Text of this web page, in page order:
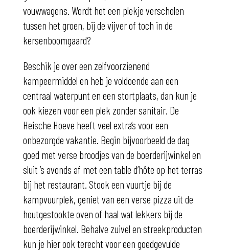
vouwwagens. Wordt het een plekje verscholen
tussen het groen, bij de vijver of toch in de
kersenboomgaard?
Beschik je over een zelfvoorzienend
kampeermiddel en heb je voldoende aan een
centraal waterpunt en een stortplaats, dan kun je
ook kiezen voor een plek zonder sanitair. De
Heische Hoeve heeft veel extra’s voor een
onbezorgde vakantie. Begin bijvoorbeeld de dag
goed met verse broodjes van de boerderijwinkel en
sluit ’s avonds af met een table d’hôte op het terras
bij het restaurant. Stook een vuurtje bij de
kampvuurplek, geniet van een verse pizza uit de
houtgestookte oven of haal wat lekkers bij de
boerderijwinkel. Behalve zuivel en streekproducten
kun je hier ook terecht voor een goedgevulde